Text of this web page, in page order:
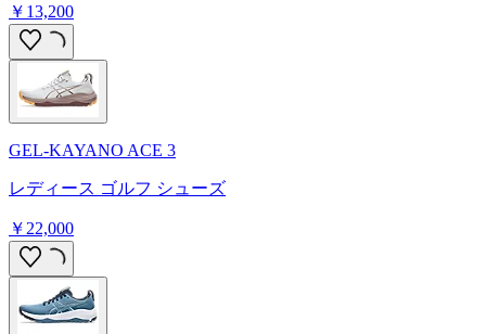
￥13,200
GEL-KAYANO ACE 3
レディース ゴルフ シューズ
￥22,000